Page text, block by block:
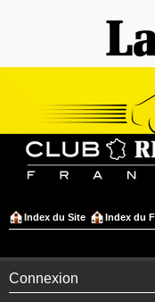
Index du Site Index du
Connexion